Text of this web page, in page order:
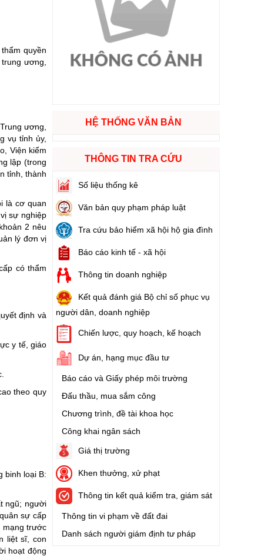
cuộc sống
XVI và đại biểu Hội đồng nhân dân các cấp nhiệm kỳ 2026 - 2031
hàng Việt Nam
quyền
ương,
ương,
vụ tỉnh ủy,
Viện kiểm
lập (trong
tỉnh, thành
là cơ quan
sự nghiệp
2 nêu
lý đơn vị
có thẩm
định và
y tế, giáo
theo quy
binh loại B:
ngũ; người
sự cấp
mạng trước
liệt sĩ, con
hoạt động
HỆ THỐNG VĂN BẢN
THÔNG TIN TRA CỨU
Số liệu thống kê
Văn bản quy phạm pháp luật
Tra cứu bảo hiểm xã hội hộ gia đình
Báo cáo kinh tế - xã hội
Thông tin doanh nghiệp
Kết quả đánh giá Bộ chỉ số phục vụ
người dân, doanh nghiệp
Chiến lược, quy hoạch, kế hoạch
Dự án, hạng mục đầu tư
Báo cáo và Giấy phép môi trường
Đấu thầu, mua sắm công
Chương trình, đề tài khoa học
Công khai ngân sách
Giá thị trường
Khen thưởng, xử phạt
Thông tin kết quả kiểm tra, giám sát
Thông tin vi phạm về đất đai
Danh sách người giám định tư pháp